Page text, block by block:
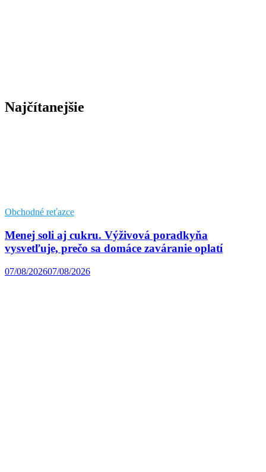
Najčítanejšie
Obchodné reťazce
Menej soli aj cukru. Výživová poradkyňa
vysvetľuje, prečo sa domáce zaváranie oplatí
07/08/202607/08/2026